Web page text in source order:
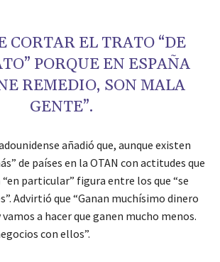
CORTAR EL TRATO “DE
PORQUE EN ESPAÑA
REMEDIO, SON MALA
GENTE”.
añadió que, aunque existen
de países en la OTAN con actitudes que
“en particular” figura entre los que “se
Advirtió que “Ganan muchísimo dinero
a hacer que ganen mucho menos.
con ellos”.